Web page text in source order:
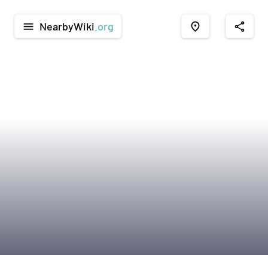
menu NearbyWiki .org place share